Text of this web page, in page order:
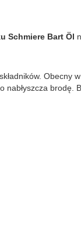
Schmiere Bart Öl
Obecny w
brodę.